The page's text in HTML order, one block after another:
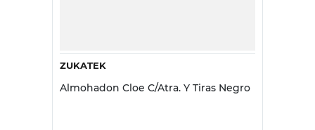
ZUKATEK
Almohadon Cloe C/Atra. Y Tiras Negro